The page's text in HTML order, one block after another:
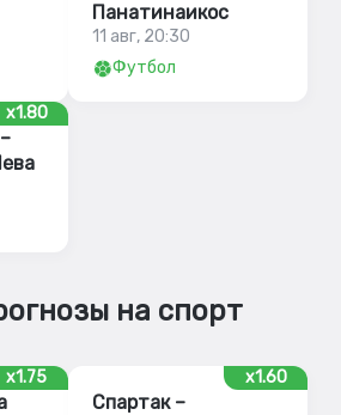
Панатинаикос
11 авг, 20:30
Футбол
x1.80
на спорт
x1.75 x1.60
Спартак –